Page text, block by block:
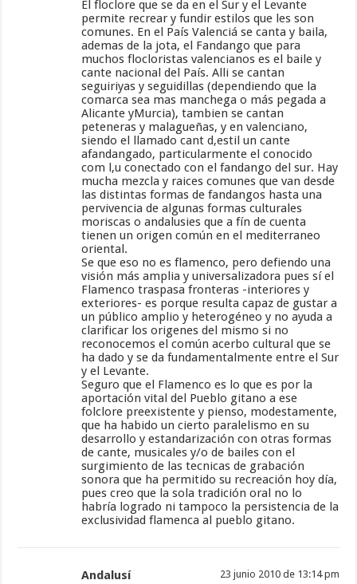
El floclore que se da en el Sur y el Levante
permite recrear y fundir estilos que les son
comunes. En el País Valenciá se canta y baila,
ademas de la jota, el Fandango que para
muchos flocloristas valencianos es el baile y
cante nacional del País. Alli se cantan
seguiriyas y seguidillas (dependiendo que la
comarca sea mas manchega o más pegada a
Alicante yMurcia), tambien se cantan
peteneras y malagueñas, y en valenciano,
siendo el llamado cant d,estil un cante
afandangado, particularmente el conocido
com l,u conectado con el fandango del sur. Hay
mucha mezcla y raices comunes que van desde
las distintas formas de fandangos hasta una
pervivencia de algunas formas culturales
moriscas o andalusies que a fín de cuenta
tienen un origen común en el mediterraneo
oriental.
Se que eso no es flamenco, pero defiendo una
visión más amplia y universalizadora pues sí el
Flamenco traspasa fronteras -interiores y
exteriores- es porque resulta capaz de gustar a
un público amplio y heterogéneo y no ayuda a
clarificar los origenes del mismo si no
reconocemos el común acerbo cultural que se
ha dado y se da fundamentalmente entre el Sur
y el Levante.
Seguro que el Flamenco es lo que es por la
aportación vital del Pueblo gitano a ese
folclore preexistente y pienso, modestamente,
que ha habido un cierto paralelismo en su
desarrollo y estandarización con otras formas
de cante, musicales y/o de bailes con el
surgimiento de las tecnicas de grabación
sonora que ha permitido su recreación hoy día,
pues creo que la sola tradición oral no lo
habría logrado ni tampoco la persistencia de la
exclusividad flamenca al pueblo gitano.
Andalusí 23 junio 2010 de 13:14 pm